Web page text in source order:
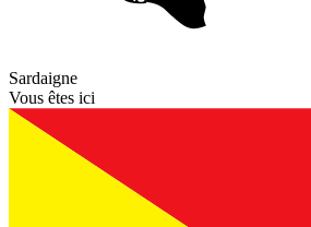
Sardaigne
Vous êtes ici